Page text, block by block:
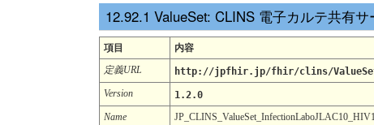
ValueSet: CLINS 電子カルテ共有
項目
内容
定義URL
http://jpfhir.jp/fhir/clins/ValueSet/
Version
1.2.0
Name